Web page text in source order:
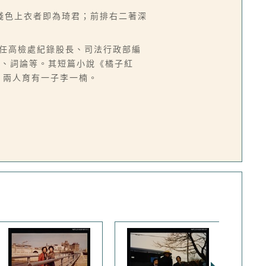
上衣者即為琦君；前排右二著深
高檢處紀錄股長、司法行政部編
詞論等。其短篇小說《橘子紅
人育有一子李一楠。